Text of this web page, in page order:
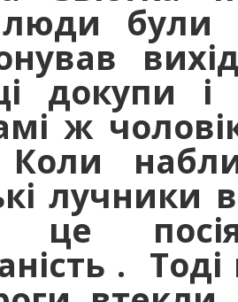
були
докупи і
ж
лучники
це
.